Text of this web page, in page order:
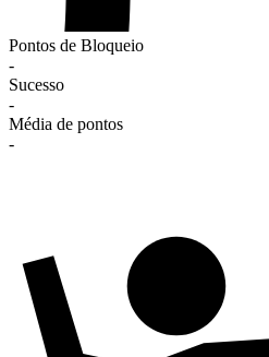
Pontos de Bloqueio
-
Sucesso
-
Média de pontos
-